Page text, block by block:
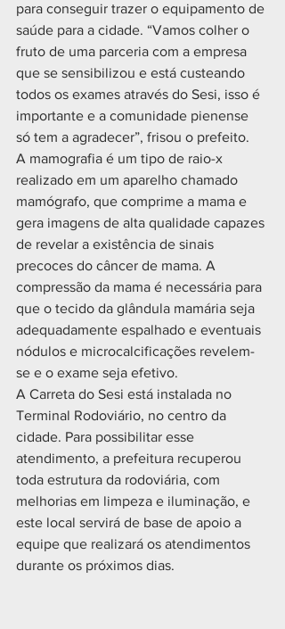
para conseguir trazer o equipamento de
saúde para a cidade. “Vamos colher o
fruto de uma parceria com a empresa
que se sensibilizou e está custeando
todos os exames através do Sesi, isso é
importante e a comunidade pienense
só tem a agradecer”, frisou o prefeito.
A mamografia é um tipo de raio-x
realizado em um aparelho chamado
mamógrafo, que comprime a mama e
gera imagens de alta qualidade capazes
de revelar a existência de sinais
precoces do câncer de mama. A
compressão da mama é necessária para
que o tecido da glândula mamária seja
adequadamente espalhado e eventuais
nódulos e microcalcificações revelem-
se e o exame seja efetivo.
A Carreta do Sesi está instalada no
Terminal Rodoviário, no centro da
cidade. Para possibilitar esse
atendimento, a prefeitura recuperou
toda estrutura da rodoviária, com
melhorias em limpeza e iluminação, e
este local servirá de base de apoio a
equipe que realizará os atendimentos
durante os próximos dias.